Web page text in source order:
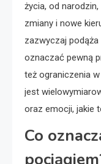
życia, od
zmiany i nowe
zazwyczaj
oznaczać pewną
też ograniczenia
jest
oraz emocji, jakie
Co